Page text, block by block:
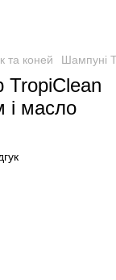
та коней Шампуні
TropiClean
і масло